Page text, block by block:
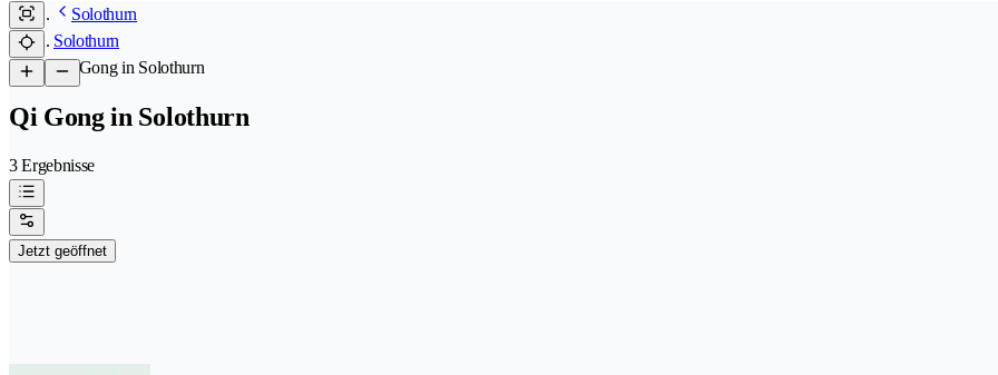
Solothurn
Solothurn
/Qi Gong in Solothurn
Qi Gong in Solothurn
3 Ergebnisse
Jetzt geöffnet